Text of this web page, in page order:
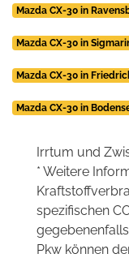
Mazda CX-30 in
Mazda CX-30 in
Mazda CX-30 in
Mazda CX-30 in
Irrtum und
* Weitere
spezifischen
Pkw können